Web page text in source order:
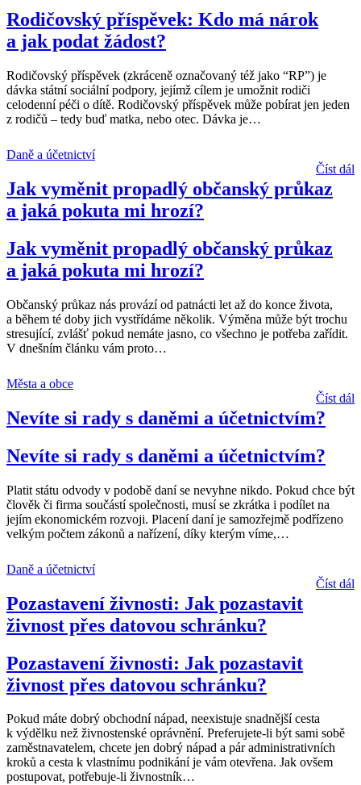
Rodičovský příspěvek: Kdo má nárok
a jak podat žádost?
Rodičovský příspěvek (zkráceně označovaný též jako “RP”) je
dávka státní sociální podpory, jejímž cílem je umožnit rodiči
celodenní péči o dítě. Rodičovský příspěvek může pobírat jen jeden
z rodičů – tedy buď matka, nebo otec. Dávka je…
Daně a účetnictví
Číst dál
Jak vyměnit propadlý občanský průkaz
a jaká pokuta mi hrozí?
Jak vyměnit propadlý občanský průkaz
a jaká pokuta mi hrozí?
Občanský průkaz nás provází od patnácti let až do konce života,
a během té doby jich vystřídáme několik. Výměna může být trochu
stresující, zvlášť pokud nemáte jasno, co všechno je potřeba zařídit.
V dnešním článku vám proto…
Města a obce
Číst dál
Nevíte si rady s daněmi a účetnictvím?
Nevíte si rady s daněmi a účetnictvím?
Platit státu odvody v podobě daní se nevyhne nikdo. Pokud chce být
člověk či firma součástí společnosti, musí se zkrátka i podílet na
jejím ekonomickém rozvoji. Placení daní je samozřejmě podřízeno
velkým počtem zákonů a nařízení, díky kterým víme,…
Daně a účetnictví
Číst dál
Pozastavení živnosti: Jak pozastavit
živnost přes datovou schránku?
Pozastavení živnosti: Jak pozastavit
živnost přes datovou schránku?
Pokud máte dobrý obchodní nápad, neexistuje snadnější cesta
k výdělku než živnostenské oprávnění. Preferujete-li být sami sobě
zaměstnavatelem, chcete jen dobrý nápad a pár administrativních
kroků a cesta k vlastnímu podnikání je vám otevřena. Jak ovšem
postupovat, potřebuje-li živnostník…